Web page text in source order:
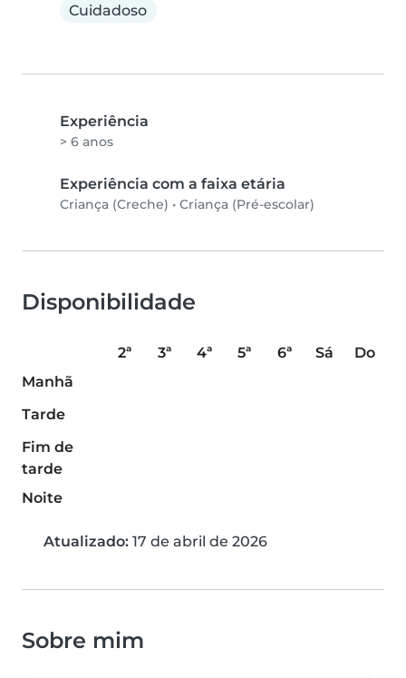
Cuidadoso
Experiência
> 6 anos
Experiência com a faixa etária
Criança (Creche) • Criança (Pré-escolar)
Disponibilidade
2ª 3ª 4ª 5ª 6ª Sá
Do
Manhã
Tarde
Fim de
tarde
Noite
Atualizado: 17 de abril de 2026
Sobre mim